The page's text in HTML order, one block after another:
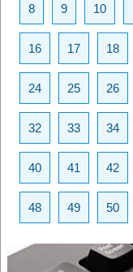
8 9 10
16 17 18
24 25 26
32 33 34
40 41 42
48 49 50